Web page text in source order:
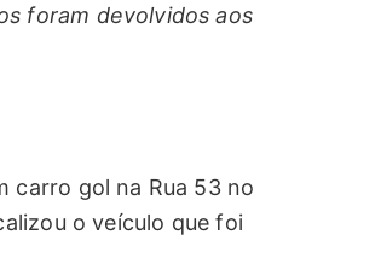
foram devolvidos aos
carro gol na Rua 53 no
o veículo que foi